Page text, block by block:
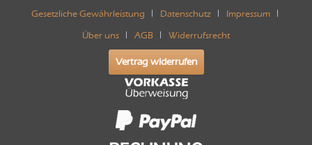
Gesetzliche Gewährleistung Datenschutz Impressum
Über uns AGB Widerrufsrecht
Vertrag widerrufen